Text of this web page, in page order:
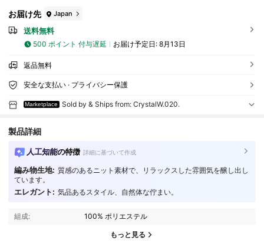
お届け先 Japan
送料無料
500 ポイント 付与遅延 お届け予定日: 8月13日
返品無料
安全な支払い · プライバシー保護
Marketplace Sold by & Ships from: CrystalW.020.
製品詳細
人工知能の特徴 詳細に基づいて作成
編み物生地: 質感のあるニット素材で、リラックスした雰囲気を醸し出し
ています。
エレガント: 気品あるスタイル、自然体な佇まい。
組成: 100% ポリエステル
もっと見る
4.61 83 フォロワー
83 フォロワー
83 フォロワー